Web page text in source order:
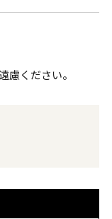
ください。